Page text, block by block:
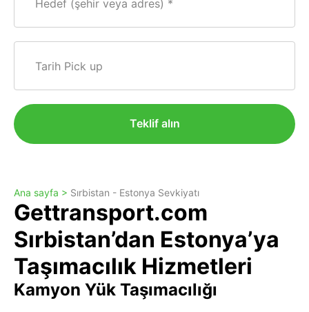
Hedef (şehir veya adres)
Tarih Pick up
Teklif alın
Ana sayfa > Sırbistan - Estonya Sevkiyatı
Gettransport.com
Sırbistan’dan Estonya’ya
Taşımacılık Hizmetleri
Kamyon Yük Taşımacılığı